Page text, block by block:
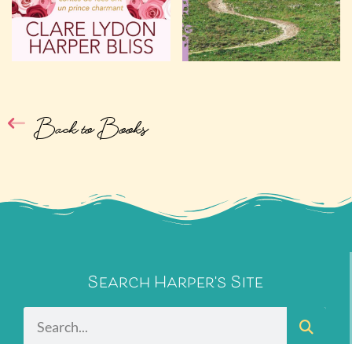
Back to Books
Search Harper's Site